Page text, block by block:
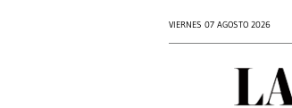
VIERNES 07 AGOSTO 2026